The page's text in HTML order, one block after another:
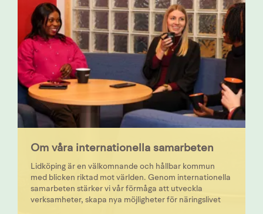
Om våra internationella samarbeten
Lidköping är en välkomnande och hållbar kommun
med blicken riktad mot världen. Genom internationella
samarbeten stärker vi vår förmåga att utveckla
verksamheter, skapa nya möjligheter för näringslivet